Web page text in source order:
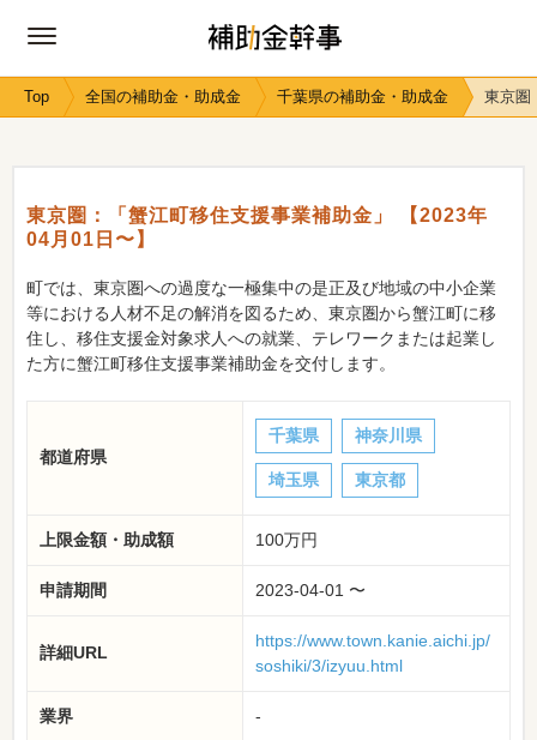
Top 全国の補助金・助成金 千葉県の補助金・助成金 東京圏
東京圏：「蟹江町移住支援事業補助金」 【2023年
04月01日〜】
町では、東京圏への過度な一極集中の是正及び地域の中小企業
等における人材不足の解消を図るため、東京圏から蟹江町に移
住し、移住支援金対象求人への就業、テレワークまたは起業し
た方に蟹江町移住支援事業補助金を交付します。
都道府県
千葉県 神奈川県
埼玉県 東京都
上限金額・助成額 100万円
申請期間 2023-04-01 〜
詳細URL
https://www.town.kanie.aichi.jp/
soshiki/3/izyuu.html
業界 -